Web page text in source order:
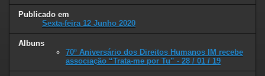
Publicado em
Sexta-feira 12 Junho 2020
Albuns
70º Aniversário dos Direitos Humanos IM recebe
associação “Trata-me por Tu” - 28 / 01 / 19